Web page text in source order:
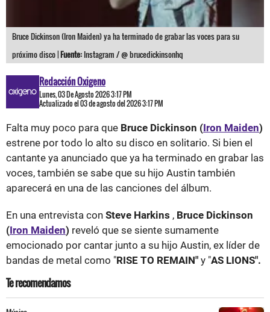
Bruce Dickinson (Iron Maiden) ya ha terminado de grabar las voces para su
próximo disco |Fuente: Instagram / @ brucedickinsonhq
Redacción Oxigeno
Lunes, 03 De Agosto 2026 3:17 PM
Actualizado el 03 de agosto del 2026 3:17 PM
Falta muy poco para que Bruce Dickinson (Iron Maiden)
estrene por todo lo alto su disco en solitario. Si bien el
cantante ya anunciado que ya ha terminado en grabar las
voces, también se sabe que su hijo Austin también
aparecerá en una de las canciones del álbum.
En una entrevista con Steve Harkins , Bruce Dickinson
(Iron Maiden) reveló que se siente sumamente
emocionado por cantar junto a su hijo Austin, ex líder de
bandas de metal como "RISE TO REMAIN" y "AS LIONS".
Te recomendamos